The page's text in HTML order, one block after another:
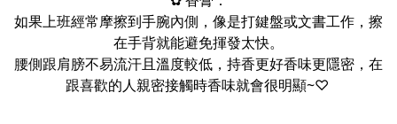
如果上班經常摩擦到手腕內側，像是打鍵盤或文書工作，擦
在手背就能避免揮發太快。
腰側跟肩膀不易流汗且溫度較低，持香更好香味更隱密，在
跟喜歡的人親密接觸時香味就會很明顯~♡